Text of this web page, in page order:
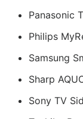
Panasonic
Philips
Samsung
Sharp
Sony TV